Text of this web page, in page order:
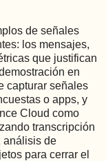
de señales
los mensajes,
que justifican
en
capturar señales
o apps, y
Cloud como
transcripción
análisis de
para cerrar el